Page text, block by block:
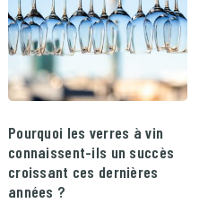
Pourquoi les verres à vin
connaissent-ils un succès
croissant ces dernières
années ?